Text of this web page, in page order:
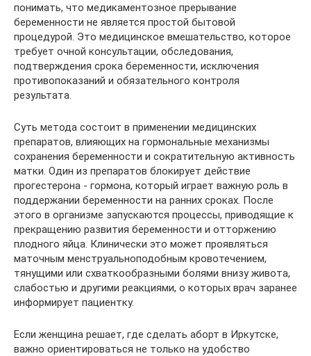
понимать, что медикаментозное прерывание
беременности не является простой бытовой
процедурой. Это медицинское вмешательство, которое
требует очной консультации, обследования,
подтверждения срока беременности, исключения
противопоказаний и обязательного контроля
результата.
Суть метода состоит в применении медицинских
препаратов, влияющих на гормональные механизмы
сохранения беременности и сократительную активность
матки. Один из препаратов блокирует действие
прогестерона - гормона, который играет важную роль в
поддержании беременности на ранних сроках. После
этого в организме запускаются процессы, приводящие к
прекращению развития беременности и отторжению
плодного яйца. Клинически это может проявляться
маточным менструальноподобным кровотечением,
тянущими или схваткообразными болями внизу живота,
слабостью и другими реакциями, о которых врач заранее
информирует пациентку.
Если женщина решает, где сделать аборт в Иркутске,
важно ориентироваться не только на удобство